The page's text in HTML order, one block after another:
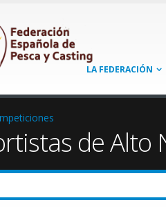
LA FEDERACIÓN
de Alto